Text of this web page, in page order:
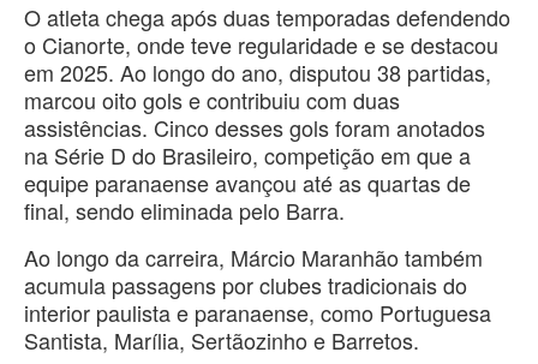
O atleta chega após duas temporadas defendendo
o Cianorte, onde teve regularidade e se destacou
em 2025. Ao longo do ano, disputou 38 partidas,
marcou oito gols e contribuiu com duas
assistências. Cinco desses gols foram anotados
na Série D do Brasileiro, competição em que a
equipe paranaense avançou até as quartas de
final, sendo eliminada pelo Barra.
Ao longo da carreira, Márcio Maranhão também
acumula passagens por clubes tradicionais do
interior paulista e paranaense, como Portuguesa
Santista, Marília, Sertãozinho e Barretos.